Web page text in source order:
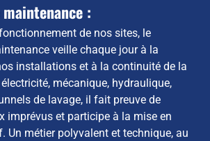
:
de nos sites, le
veille chaque jour à la
installations et à la continuité de la
mécanique, hydraulique,
de lavage, il fait preuve de
imprévus et participe à la mise en
Un métier polyvalent et technique, au